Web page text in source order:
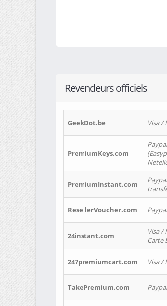
Revendeurs officiels
GeekDot.be Visa /
PremiumKeys.com
PremiumInstant.com
ResellerVoucher.com
24instant.com
Visa /
Carte
247premiumcart.com Visa /
TakePremium.com